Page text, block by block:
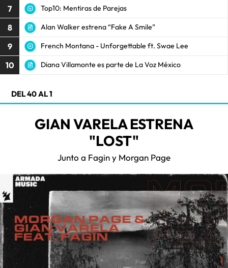
7 Top10: Mentiras de Parejas
8 Alan Walker estrena “Fake A Smile”
9 French Montana - Unforgettable ft. Swae Lee
10 Diana Villamonte es parte de La Voz México
DEL 40 AL 1
GIAN VARELA ESTRENA
"LOST"
Junto a Fagin y Morgan Page